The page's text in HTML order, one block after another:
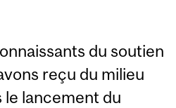
du soutien
reçu du milieu
le lancement du